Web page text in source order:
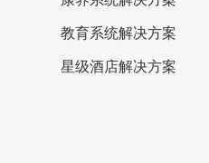
教育系统解决方案
星级酒店解决方案